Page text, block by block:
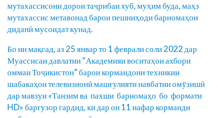
мутахассисони дорои таҷрибаи хуб, муҳим буда, маҳз
мутахассис метавонад барои пешниҳоди барномаҳои
диданӣ мусоидат кунад.
Бо ин мақсад, аз 25 январ то 1 феврали соли 2022 дар
Муассисаи давлатии “Академияи воситаҳои ахбори
оммаи Тоҷикистон” барои кормандони техникии
шабакаҳои телевизионӣ машғулияти навбатии омӯзишӣ
дар мавзуи «Танзим ва пахши барномаҳо бо формати
HD» баргузор гардид, ки дар он 11 нафар корманди